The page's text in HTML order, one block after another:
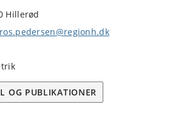
Hillerød
OG PUBLIKATIONER